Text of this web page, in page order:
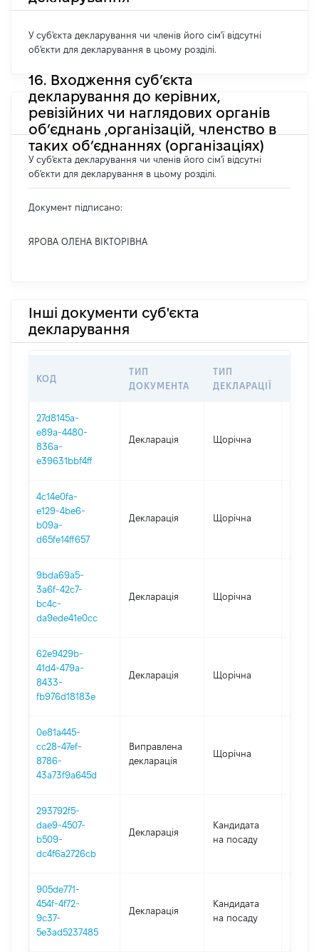
У суб'єкта декларування чи членів його сім'ї відсутні
об'єкти для декларування в цьому розділі.
16. Входження суб’єкта
декларування до керівних,
ревізійних чи наглядових органів
об’єднань ,організацій, членство в
таких об’єднаннях (організаціях)
У суб'єкта декларування чи членів його сім'ї відсутні
об'єкти для декларування в цьому розділі.
Документ підписано:
ЯРОВА ОЛЕНА ВІКТОРІВНА
Інші документи суб'єкта
декларування
КОД
ТИП
ДОКУМЕНТА
ТИП
ДЕКЛАРАЦІЇ
27d8145a-
e89a-4480-
836a-
e39631bbf4ff
Декларація Щорічна
4c14e0fa-
e129-4be6-
b09a-
d65fe14ff657
Декларація Щорічна
9bda69a5-
3a6f-42c7-
bc4c-
da9ede41e0cc
Декларація Щорічна
62e9429b-
41d4-479a-
8433-
fb976d18183e
Декларація Щорічна
0e81a445-
cc28-47ef-
8786-
43a73f9a645d
Виправлена
декларація
Щорічна
293792f5-
dae9-4507-
b509-
dc4f6a2726cb
Декларація
Кандидата
на посаду
905de771-
454f-4f72-
9c37-
5e3ad5237485
Декларація
Кандидата
на посаду